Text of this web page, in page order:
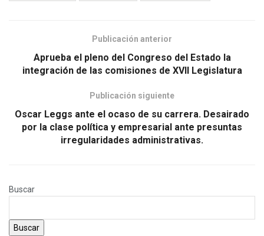
Publicación anterior
Aprueba el pleno del Congreso del Estado la
integración de las comisiones de XVII Legislatura
Publicación siguiente
Oscar Leggs ante el ocaso de su carrera. Desairado
por la clase política y empresarial ante presuntas
irregularidades administrativas.
Buscar
Buscar